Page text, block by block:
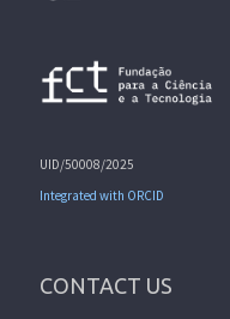
UID/50008/2025
Integrated with ORCID
CONTACT US